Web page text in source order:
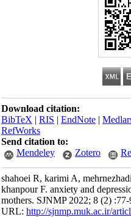
Download citation:
BibTeX|RIS|EndNote|
RefWorks
Send citation to:
Mendeley
Zotero
shahoei R, karimi A,
khanpour F. anxiety and
mothers. SJNMP 2022; 8 (2)
URL:http://sjnmp.muk.ac.ir/